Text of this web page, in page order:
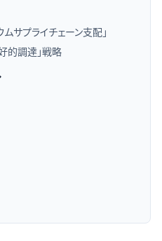
サプライチェーン支配」
的調達」戦略